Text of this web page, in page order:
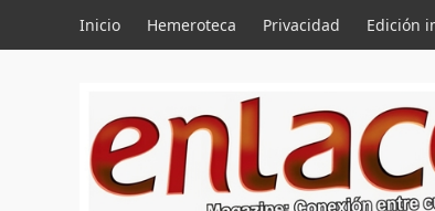
Inicio Hemeroteca Privacidad Edición